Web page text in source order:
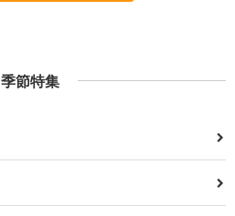
季節特集